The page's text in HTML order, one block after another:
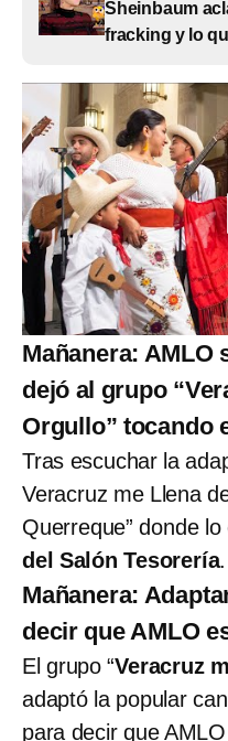
Sheinbaum
fracking y lo
Mañanera: AMLO
dejó al grupo
Orgullo” tocando
Tras escuchar la
Veracruz me Llena
Querreque” donde
del Salón Tesorería.
Mañanera:
decir que AMLO
El grupo “Veracruz
adaptó la popular
para decir que